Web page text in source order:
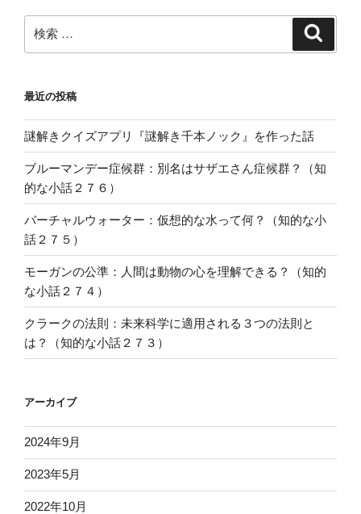
索:
最近の投稿
謎解きクイズアプリ『謎解き千本ノック』を作った話
ブルーマンデー症候群：別名はサザエさん症候群？（知
的な小話２７６）
バーチャルウォーター：仮想的な水って何？（知的な小
話２７５）
モーガンの公準：人間は動物の心を理解できる？（知的
な小話２７４）
クラークの法則：未来科学に適用される３つの法則と
は？（知的な小話２７３）
アーカイブ
2024年9月
2023年5月
2022年10月